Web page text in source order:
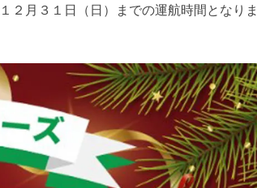
２月３１日（日）までの運航時間となりま